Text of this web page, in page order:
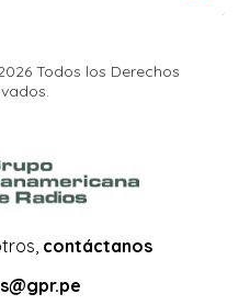
Todos los Derechos
contáctanos